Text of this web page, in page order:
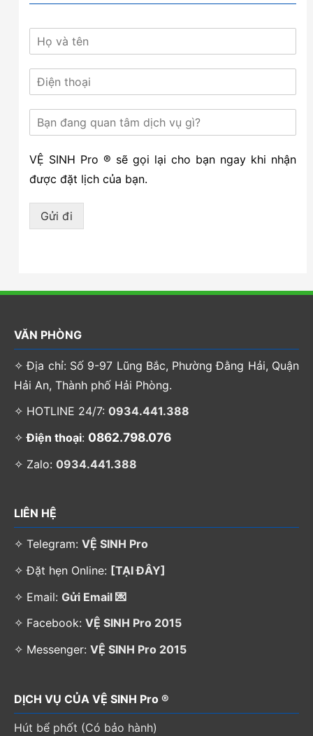
VỆ SINH Pro ® sẽ gọi lại cho bạn ngay khi nhận
được đặt lịch của bạn.
Gửi đi
VĂN PHÒNG
✧ Địa chỉ: Số 9-97 Lũng Bắc, Phường Đằng Hải, Quận
Hải An, Thành phố Hải Phòng.
✧ HOTLINE 24/7: 0934.441.388
✧Điện thoại: 0862.798.076
✧ Zalo: 0934.441.388
LIÊN HỆ
✧ Telegram: VỆ SINH Pro
✧ Đặt hẹn Online: [TẠI ĐÂY]
✧ Email: Gửi Email 💌
✧ Facebook: VỆ SINH Pro 2015
✧ Messenger: VỆ SINH Pro 2015
DỊCH VỤ CỦA VỆ SINH Pro ®
Hút bể phốt (Có bảo hành)